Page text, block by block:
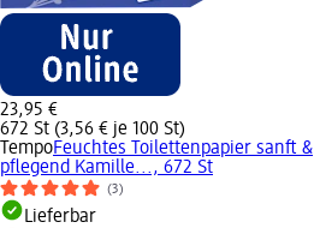
23,95 €
672 St (3,56 € je 100 St)
TempoFeuchtes Toilettenpapier sanft &
pflegend Kamille..., 672 St
(3)
Lieferbar